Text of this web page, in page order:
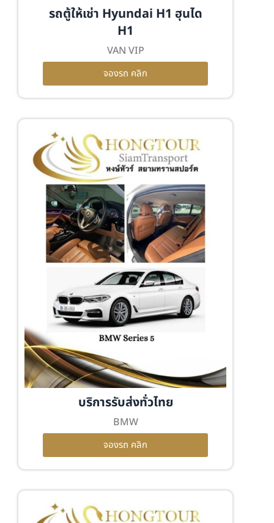
รถตู้ให้เช่า Hyundai H1 ฮุนได
H1
VAN VIP
จองรถ คลิก
บริการรับส่งทั่วไทย
BMW
จองรถ คลิก